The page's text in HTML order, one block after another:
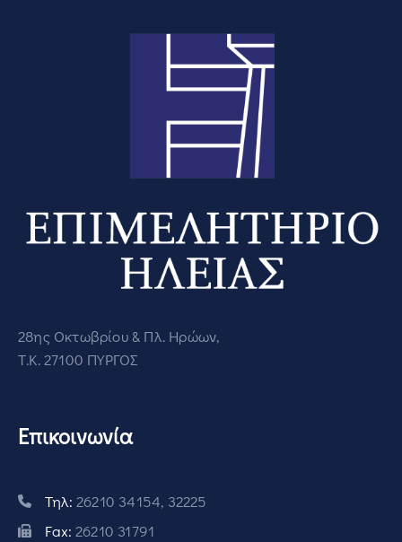
28ης Οκτωβρίου & Πλ. Ηρώων,
Τ.Κ. 27100 ΠΥΡΓΟΣ
Επικοινωνία
Τηλ: 26210 34154, 32225
Fax: 26210 31791